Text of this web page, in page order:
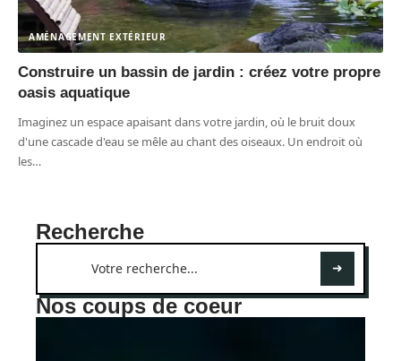
AMÉNAGEMENT EXTÉRIEUR
Construire un bassin de jardin : créez votre propre
oasis aquatique
Imaginez un espace apaisant dans votre jardin, où le bruit doux
d'une cascade d'eau se mêle au chant des oiseaux. Un endroit où
les…
Recherche
Nos coups de coeur